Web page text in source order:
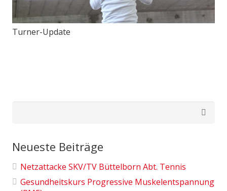
Turner-Update
Neueste Beiträge
Netzattacke SKV/TV Büttelborn Abt. Tennis
Gesundheitskurs Progressive Muskelentspannung